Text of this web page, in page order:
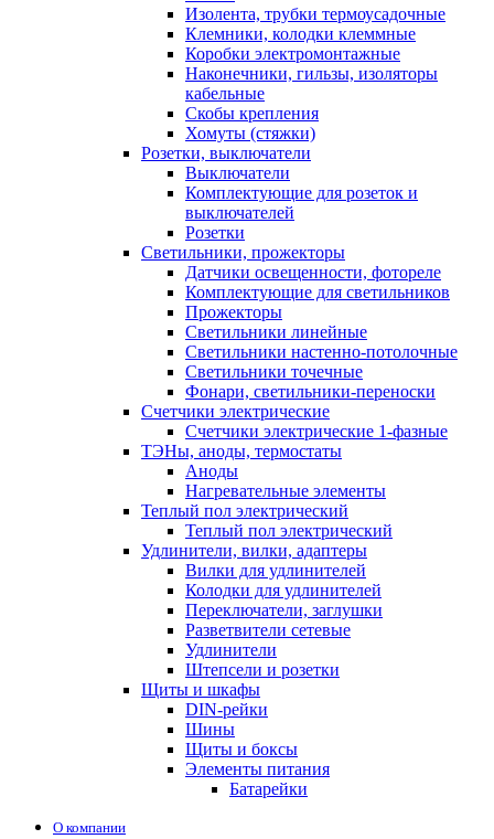
Изолента, трубки термоусадочные
Клемники, колодки клеммные
Коробки электромонтажные
Наконечники, гильзы, изоляторы
кабельные
Скобы крепления
Хомуты (стяжки)
Розетки, выключатели
Выключатели
Комплектующие для розеток и
выключателей
Розетки
Светильники, прожекторы
Датчики освещенности, фотореле
Комплектующие для светильников
Прожекторы
Светильники линейные
Светильники настенно-потолочные
Светильники точечные
Фонари, светильники-переноски
Счетчики электрические
Счетчики электрические 1-фазные
ТЭНы, аноды, термостаты
Аноды
Нагревательные элементы
Теплый пол электрический
Теплый пол электрический
Удлинители, вилки, адаптеры
Вилки для удлинителей
Колодки для удлинителей
Переключатели, заглушки
Разветвители сетевые
Удлинители
Штепсели и розетки
Щиты и шкафы
DIN-рейки
Шины
Щиты и боксы
Элементы питания
Батарейки
О компании